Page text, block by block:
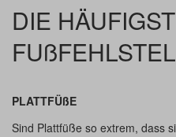
DIE
PLATTFÜßE
Sind Plattfüße so extrem, dass